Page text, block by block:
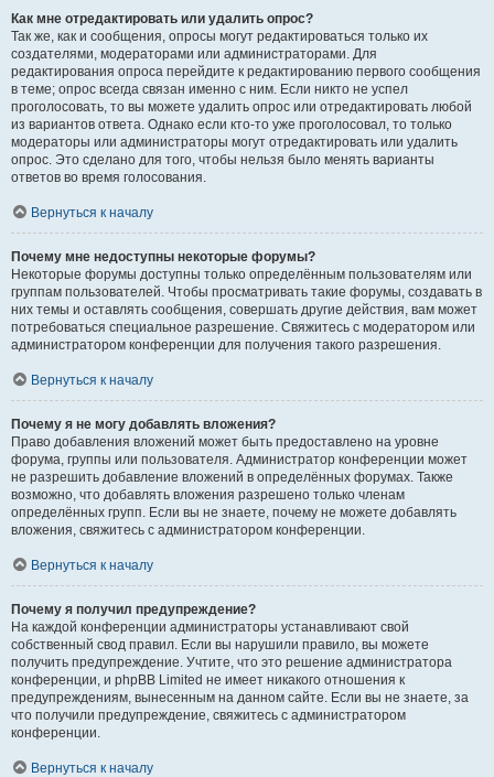
Как мне отредактировать или удалить опрос?
Так же, как и сообщения, опросы могут редактироваться только их
создателями, модераторами или администраторами. Для
редактирования опроса перейдите к редактированию первого сообщения
в теме; опрос всегда связан именно с ним. Если никто не успел
проголосовать, то вы можете удалить опрос или отредактировать любой
из вариантов ответа. Однако если кто-то уже проголосовал, то только
модераторы или администраторы могут отредактировать или удалить
опрос. Это сделано для того, чтобы нельзя было менять варианты
ответов во время голосования.
Вернуться к началу
Почему мне недоступны некоторые форумы?
Некоторые форумы доступны только определённым пользователям или
группам пользователей. Чтобы просматривать такие форумы, создавать в
них темы и оставлять сообщения, совершать другие действия, вам может
потребоваться специальное разрешение. Свяжитесь с модератором или
администратором конференции для получения такого разрешения.
Вернуться к началу
Почему я не могу добавлять вложения?
Право добавления вложений может быть предоставлено на уровне
форума, группы или пользователя. Администратор конференции может
не разрешить добавление вложений в определённых форумах. Также
возможно, что добавлять вложения разрешено только членам
определённых групп. Если вы не знаете, почему не можете добавлять
вложения, свяжитесь с администратором конференции.
Вернуться к началу
Почему я получил предупреждение?
На каждой конференции администраторы устанавливают свой
собственный свод правил. Если вы нарушили правило, вы можете
получить предупреждение. Учтите, что это решение администратора
конференции, и phpBB Limited не имеет никакого отношения к
предупреждениям, вынесенным на данном сайте. Если вы не знаете, за
что получили предупреждение, свяжитесь с администратором
конференции.
Вернуться к началу